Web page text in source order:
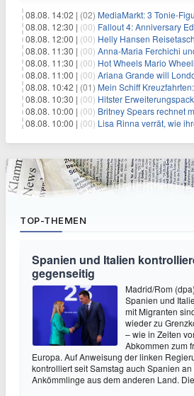
08.08. 14:02 | (02) MediaMarkt: 3 Tonie-
08.08. 12:30 | (00) Fallout 4: Anniversary
08.08. 12:00 | (00) Helly Hansen Reisetasche
08.08. 11:30 | (00) Anna-Maria Ferchichi und Bushido:
08.08. 11:30 | (00) Hot Wheels Mario
08.08. 11:00 | (00) Ariana Grande will London-
08.08. 10:42 | (01) Mein Schiff Kreuzfahrten:
08.08. 10:30 | (00) Hitster Erweiterungspack
08.08. 10:00 | (00) Britney Spears rechnet mit ihren Eltern ab:
08.08. 10:00 | (00) Lisa Rinna verrät, wie
TOP-THEMEN
Spanien und Italien
gegenseitig
Madrid/Rom
Spanien und
mit Migranten
wieder zu
– wie in Zeiten
Abkommen zum
Europa. Auf Anweisung der linken
kontrolliert seit Samstag auch Spanien
Ankömmlinge aus dem anderen Land. Die